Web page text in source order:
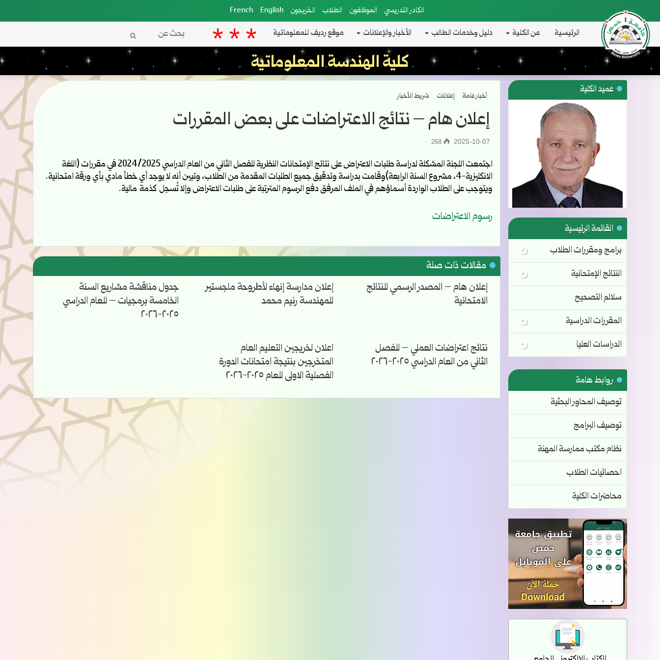
الكادر التدريسي الموظفون الطلاب الخريجون French English
الرئيسية عن الكلية دليل وخدمات الطالب الأخبار والإعلانات موقع رديف للمعلوماتية بحث
كلية الهندسة المعلوماتية
أخبار عامة إعلانات شريط الأخبار
إعلان هام – نتائج الاعتراضات على بعض المقررات
2025-10-07
اجتمعت اللجنة المشكلة لدراسة طلبات الاعتراض على نتائج الإمتحانات النظرية للفصل الثاني من العام الدراسي 2024/2025 في مقررات (اللغة
الانكليزية-4، مشروع السنة الرابعة)وقامت بدراسة وتدقيق جميع الطلبات المقدمة من الطلاب، وتبين أنه لا يوجد أي خطأ مادي بأي ورقة امتحانية.
ويتوجب على الطلاب الواردة أسماؤهم في الملف المرفق دفع الرسوم المترتبة على طلبات الاعتراض وإلا تُسجل كذمة مالية.
رسوم الاعتراضات
مقالات ذات صلة
إعلان هام – المصدر الرسمي للنتائج
الامتحانية
إعلان مدارسة إنهاء لأطروحة ماجستير
للمهندسة رنيم محمد
جدول مناقشة مشاريع السنة
الخامسة برمجيات – للعام الدراسي
٢٠٢٥-٢٠٢٦
نتائج اعتراضات العملي – للفصل
الثاني من العام الدراسي ٢٠٢٥-٢٠٢٦
اعلان لخريجين التعليم العام
المتخرجين بنتيجة امتحانات الدورة
الفصلية الاولى للعام ٢٠٢٥-٢٠٢٦
عميد الكلية
القائمة الرئيسية
برامج ومقررات الطلاب
النتائج الإمتحانية
سلالم التصحيح
المقررات الدراسية
الدراسات العليا
روابط هامة
توصيف المحاور البحثية
توصيف البرامج
نظام مكتب ممارسة المهنة
احصائيات الطلاب
محاضرات الكلية